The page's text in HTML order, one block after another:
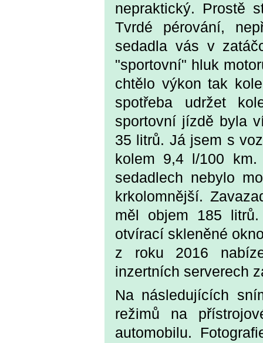
nepraktický. Prostě
Tvrdé pérování,
sedadla vás v
"sportovní" hluk
chtělo výkon tak
spotřeba udržet
sportovní jízdě byla
35 litrů. Já jsem s
kolem 9,4 l/100
sedadlech nebylo
krkolomnější.
měl objem 185 litrů.
otvírací skleněné
z roku 2016
inzertních serverech
Na následujících
režimů na
automobilu.